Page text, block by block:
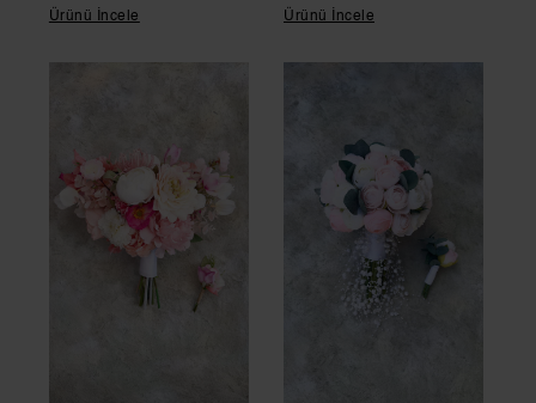
Ürünü İncele Ürünü İncele